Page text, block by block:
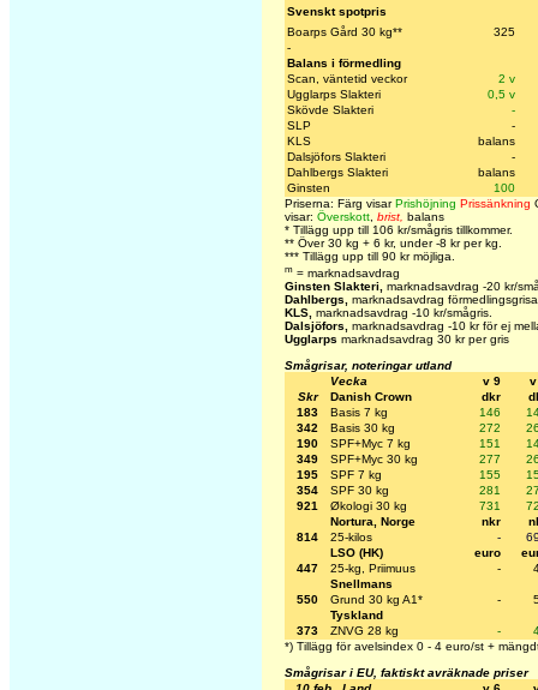
Svenskt spotpris
Boarps Gård 30 kg**
325
-
Balans i förmedling
Scan, väntetid veckor
2 v
Ugglarps Slakteri
0,5 v
Skövde Slakteri
-
SLP
-
KLS
balans
Dalsjöfors Slakteri
-
Dahlbergs Slakteri
balans
Ginsten
100
Priserna: Färg visarPrishöjning Prissänkning
visar: Överskott brist, balans
* Tillägg upp till 106 kr/smågris tillkommer.
** Över 30 kg + 6 kr, under -8 kr per kg.
*** Tillägg upp till 90 kr möjliga.
m = marknadsavdrag
Ginsten Slakteri, marknadsavdrag -20 kr/
Dahlbergs, marknadsavdrag
KLS, marknadsavdrag -10 kr/smågris.
Dalsjöfors, marknadsavdrag -10 kr för ej
Ugglarps marknadsavdrag 30 kr per gris
Smågrisar, noteringar utland
Vecka
v 9
v
Skr
Danish Crown dkr
183
Basis 7 kg 146
342
Basis 30 kg 272
190
SPF+Myc 7 kg 151
349
SPF+Myc 30 kg 277
195
SPF 7 kg 155
354
SPF 30 kg 281
921
Økologi 30 kg 731
Nortura, Norge
nkr
814
25-kilos -
LSO (HK)
euro
447
25-kg, Priimuus -
Snellmans
550
Grund 30 kg A1* -
Tyskland
373
ZNVG 28 kg -
*) Tillägg för avelsindex 0 - 4 euro/st +
Smågrisar i EU, faktiskt avräknade priser